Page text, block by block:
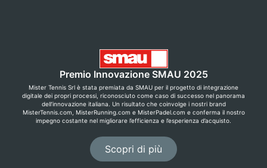
Premio Innovazione SMAU 2025
Mister Tennis Srl è stata premiata da SMAU per il progetto di integrazione
digitale dei propri processi, riconosciuto come caso di successo nel panorama
dell’innovazione italiana. Un risultato che coinvolge i nostri brand
MisterTennis.com, MisterRunning.com e MisterPadel.com e conferma il nostro
impegno costante nel migliorare l’efficienza e l’esperienza d’acquisto.
Scopri di più